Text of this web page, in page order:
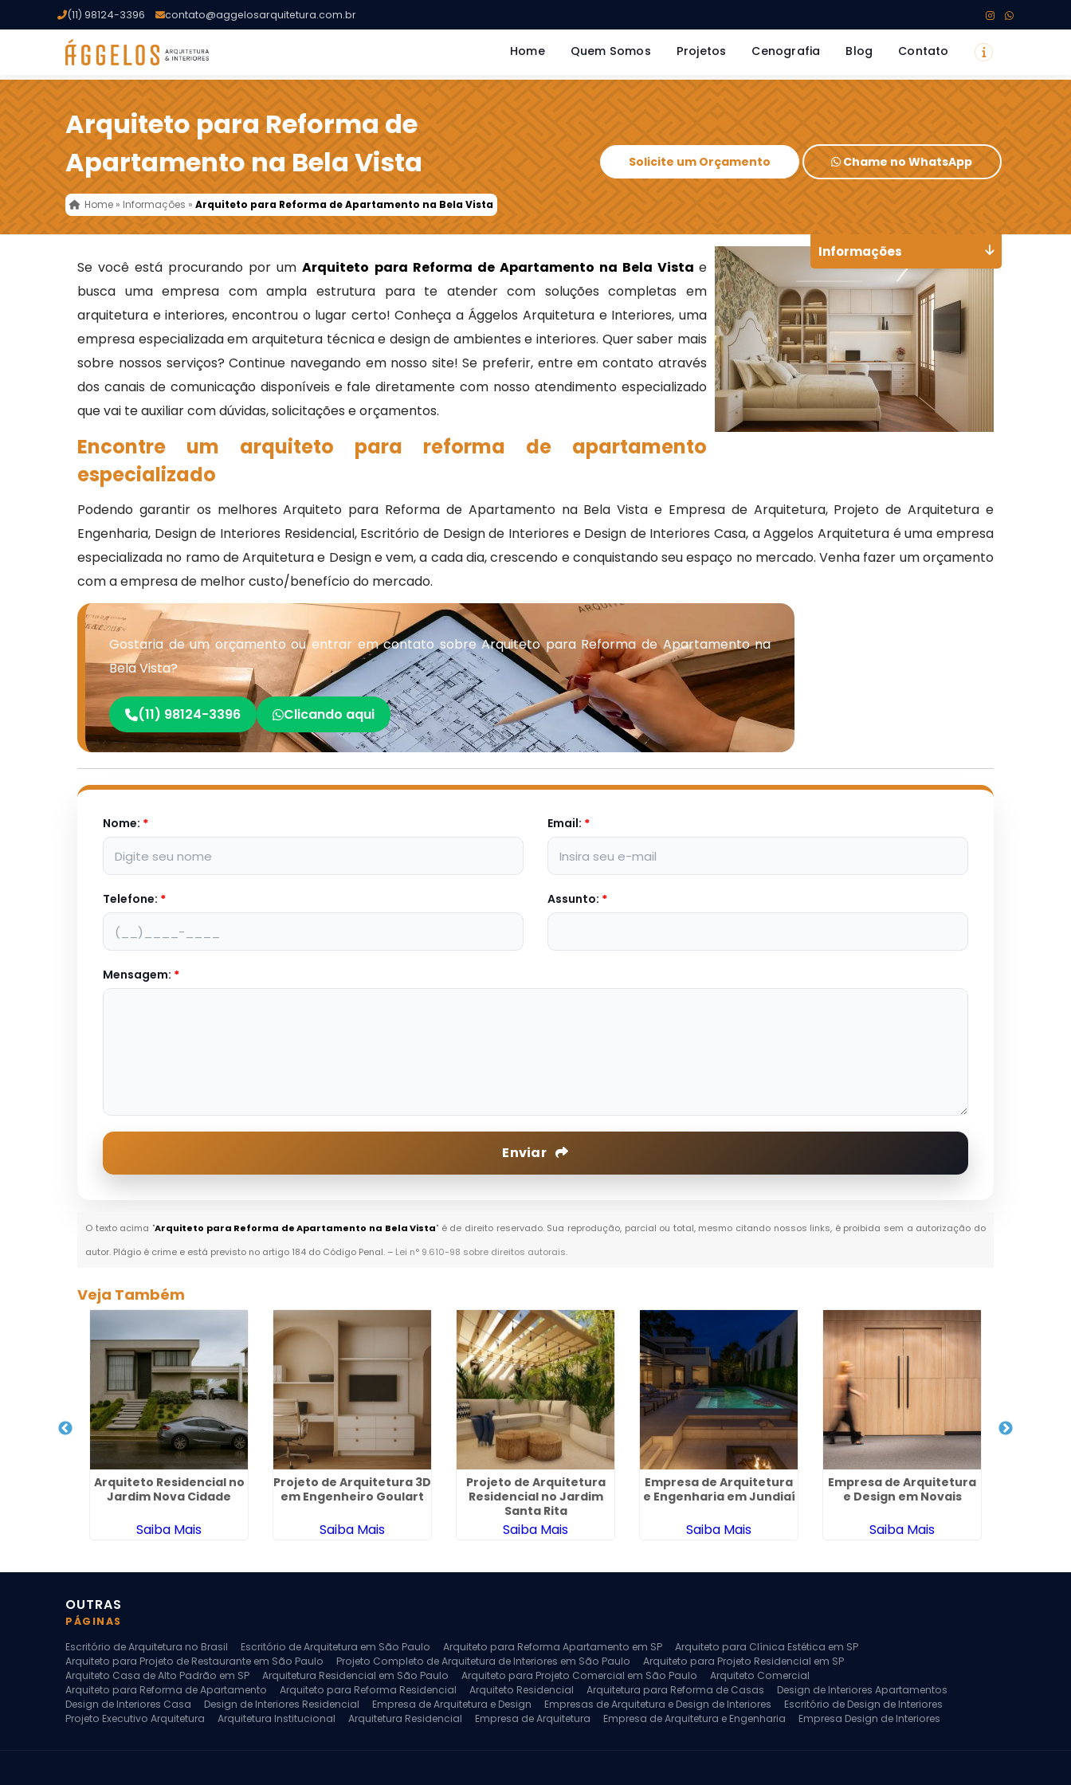
(11) 98124-3396 contato@aggelosarquitetura.com.br
Home Quem Somos Projetos Cenografia Blog Contato
Arquiteto para Reforma de
Apartamento na Bela Vista
Home » Informações »Arquiteto para Reforma de Apartamento na Bela Vista
Solicite um Orçamento Chame no WhatsApp
Se você está procurando por umArquiteto para Reforma de Apartamento na Bela Vista e
busca uma empresa com ampla estrutura para te atender com soluções completas em
arquitetura e interiores, encontrou o lugar certo! Conheça a Ággelos Arquitetura e Interiores, uma
empresa especializada em arquitetura técnica e design de ambientes e interiores. Quer saber mais
sobre nossos serviços? Continue navegando em nosso site! Se preferir, entre em contato através
dos canais de comunicação disponíveis e fale diretamente com nosso atendimento especializado
que vai te auxiliar com dúvidas, solicitações e orçamentos.
Encontre um arquiteto para reforma de apartamento
especializado
Podendo garantir os melhores Arquiteto para Reforma de Apartamento na Bela Vista e Empresa de Arquitetura, Projeto de Arquitetura e
Engenharia, Design de Interiores Residencial, Escritório de Design de Interiores e Design de Interiores Casa, a Aggelos Arquitetura é uma empresa
especializada no ramo de Arquitetura e Design e vem, a cada dia, crescendo e conquistando seu espaço no mercado. Venha fazer um orçamento
com a empresa de melhor custo/benefício do mercado.
Gostaria de um orçamento ou entrar em contato sobre Arquiteto para Reforma de Apartamento na
Bela Vista?
(11) 98124-3396 Clicando aqui
Nome: * Email: *
Telefone: * Assunto: *
Mensagem: *
Enviar
O texto acima "Arquiteto para Reforma de Apartamento na Bela Vista" é de direito reservado. Sua reprodução, parcial ou total, mesmo citando nossos links, é proibida sem a autorização do
autor. Plágio é crime e está previsto no artigo 184 do Código Penal. – Lei n° 9.610-98 sobre direitos autorais.
Informações
Veja Também
Arquiteto Residencial no
Jardim Nova Cidade
Saiba Mais
Projeto de Arquitetura 3D
em Engenheiro Goulart
Saiba Mais
Projeto de Arquitetura
Residencial no Jardim
Santa Rita
Saiba Mais
Empresa de Arquitetura
e Engenharia em Jundiaí
Saiba Mais
Empresa de Arquitetura
e Design em Novais
Saiba Mais
OUTRAS
PÁGINAS
Escritório de Arquitetura no Brasil
Escritório de Arquitetura em São Paulo Arquiteto para Reforma Apartamento em SP
Arquiteto para Clínica Estética em SP
Arquiteto para Projeto de Restaurante em São Paulo
Projeto Completo de Arquitetura de Interiores em São Paulo
Arquiteto para Projeto Residencial em SP
Arquiteto Casa de Alto Padrão em SP
Arquitetura Residencial em São Paulo Arquiteto para Projeto Comercial em São Paulo
Arquiteto Comercial
Arquiteto para Reforma de Apartamento
Arquiteto para Reforma Residencial Arquiteto Residencial Arquitetura para Reforma de Casas
Design de Interiores Apartamentos
Design de Interiores Casa
Design de Interiores Residencial Empresa de Arquitetura e Design Empresas de Arquitetura e Design de Interiores
Escritório de Design de Interiores
Projeto Executivo Arquitetura
Arquitetura Institucional Arquitetura Residencial Empresa de Arquitetura Empresa de Arquitetura e Engenharia
Empresa Design de Interiores